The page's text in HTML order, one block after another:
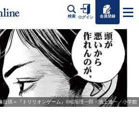
検索 ログイン 会員登録
提供＝『トリリオンゲーム』©稲垣理一郎・池上遼一／小学館